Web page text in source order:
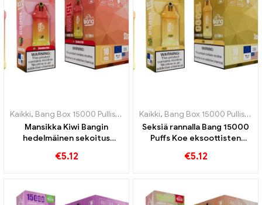
Kaikki, Bang Box 15000 Pullistaa
Kertakäyttöiset e-savukkeet Ruotsi
Mansikka Kiwi Bangin
hedelmäinen sekoitus
kesän maun
€5.12
Kaikki, Bang Box 15000 Pullistaa
Seksiä rannalla Bang 15000
Puffs Koe eksoottisten
yhdistelmä
€5.12